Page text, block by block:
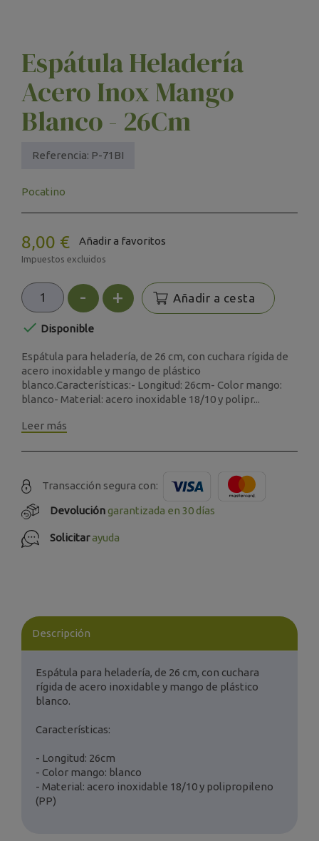
Espátula Heladería
Acero Inox Mango
Blanco - 26Cm
Referencia: P-71BI
Pocatino
8,00 € Añadir a favoritos
Impuestos excluidos
- + Añadir a cesta
 Disponible
Espátula para heladería, de 26 cm, con cuchara rígida de
acero inoxidable y mango de plástico
blanco.Características:- Longitud: 26cm- Color mango:
blanco- Material: acero inoxidable 18/10 y polipr...
Leer más
Transacción segura con:
Devolucióngarantizada en 30 días
Solicitarayuda
Descripción
Espátula para heladería, de 26 cm, con cuchara
rígida de acero inoxidable y mango de plástico
blanco.
Características:
- Longitud: 26cm
- Color mango: blanco
- Material: acero inoxidable 18/10 y polipropileno
(PP)